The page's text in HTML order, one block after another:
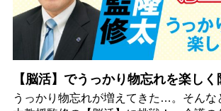
【脳活】でうっかり物忘れを楽しく
うっかり物忘れが増えてきた…。そんな